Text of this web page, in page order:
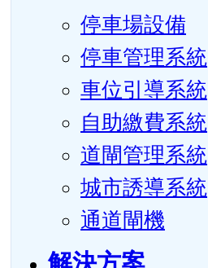
停車場設備
停車管理系統
車位引導系統
自助繳費系統
道閘管理系統
城市誘導系統
通道閘機